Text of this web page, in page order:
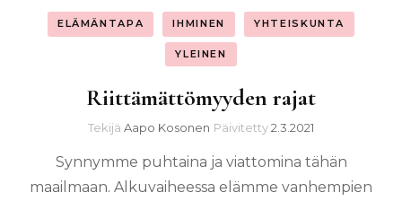
ELÄMÄNTAPA IHMINEN YHTEISKUNTA
YLEINEN
Riittämättömyyden rajat
Tekijä Aapo Kosonen Päivitetty2.3.2021
Synnymme puhtaina ja viattomina tähän
maailmaan. Alkuvaiheessa elämme vanhempien